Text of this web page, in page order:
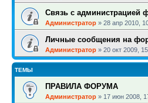
Связь с администрацией
Администратор » 28 апр 2010,
Личные сообщения на
Администратор » 20 окт 2009,
ТЕМЫ
ПРАВИЛА ФОРУМА
Администратор » 17 июн 2008,